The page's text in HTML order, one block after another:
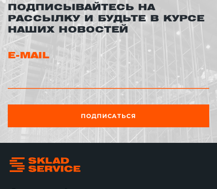
ПОДПИСЫВАЙТЕСЬ НА
РАССЫЛКУ И БУДЬТЕ В КУРСЕ
НАШИХ НОВОСТЕЙ
E-MAIL
ПОДПИСАТЬСЯ